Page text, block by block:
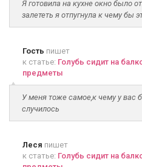
Я готовила на кухне окно было
залететь я отпугнула к чему бы
Гость пишет
к статье: Голубь сидит на
предметы
У меня тоже самое,к чему у вас
случилось
Леся пишет
к статье: Голубь сидит на